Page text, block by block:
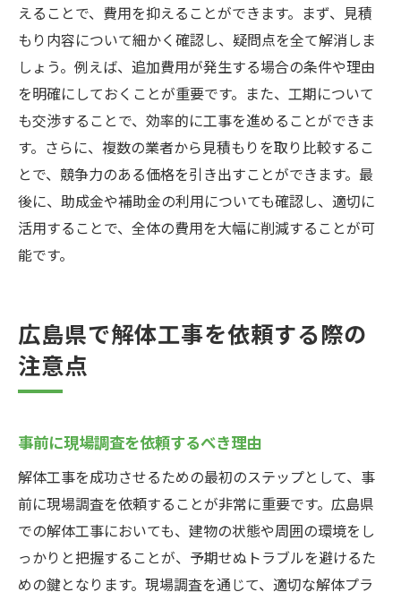
えることで、費用を抑えることができます。まず、見積
もり内容について細かく確認し、疑問点を全て解消しま
しょう。例えば、追加費用が発生する場合の条件や理由
を明確にしておくことが重要です。また、工期について
も交渉することで、効率的に工事を進めることができま
す。さらに、複数の業者から見積もりを取り比較するこ
とで、競争力のある価格を引き出すことができます。最
後に、助成金や補助金の利用についても確認し、適切に
活用することで、全体の費用を大幅に削減することが可
能です。
広島県で解体工事を依頼する際の
注意点
事前に現場調査を依頼するべき理由
解体工事を成功させるための最初のステップとして、事
前に現場調査を依頼することが非常に重要です。広島県
での解体工事においても、建物の状態や周囲の環境をし
っかりと把握することが、予期せぬトラブルを避けるた
めの鍵となります。現場調査を通じて、適切な解体プラ